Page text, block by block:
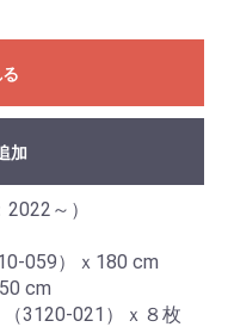
加
～）
059）ｘ180 cm
cm
（3120-021）ｘ８枚